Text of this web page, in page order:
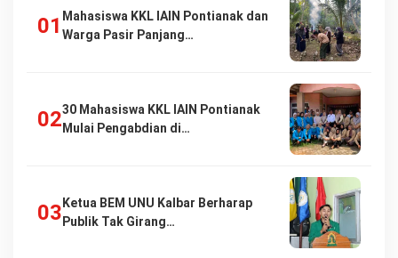
Mahasiswa KKL IAIN Pontianak dan
Warga Pasir Panjang…
30 Mahasiswa KKL IAIN Pontianak
Mulai Pengabdian di…
Ketua BEM UNU Kalbar Berharap
Publik Tak Girang…